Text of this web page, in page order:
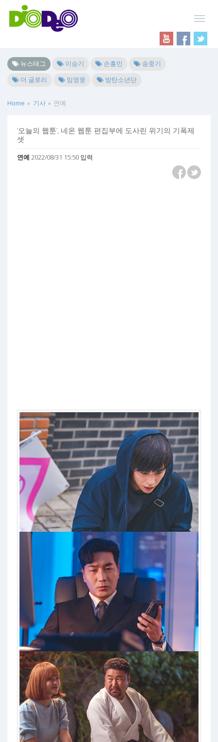
뉴스태그 이승기 손흥민
송중기
더 글로리
임영웅 방탄소년단
Home 기사 연예
‘오늘의 웹툰’, 네온 웹툰 편집부에 도사린 위기의 기폭제
셋
연예 2022/08/31 15:50 입력